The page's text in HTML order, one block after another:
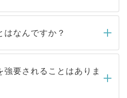
ましたら、弊社担当者がご
し、その後メールもしくは
業日以内にはご連絡をせて
で、しばらくお待ちくださ
はなんですか？
で取り扱っている求人の
Webサイトからご覧いただ
求人」です。非公開求人は
って、一般には公開してい
強要されることはありま